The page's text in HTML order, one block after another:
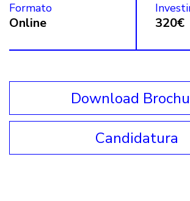
Formato
Online 320€
Download
Candidatura